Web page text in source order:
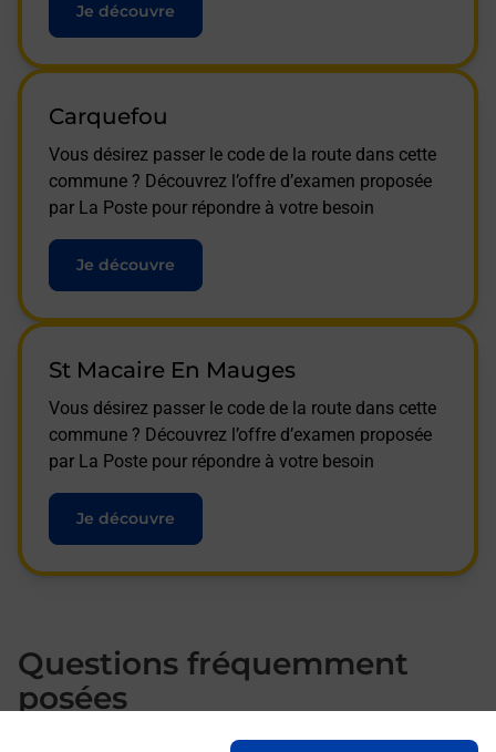
Je découvre
Carquefou
Vous désirez passer le code de la route dans cette
commune ? Découvrez l’offre d’examen proposée
par La Poste pour répondre à votre besoin
Je découvre
St Macaire En Mauges
Vous désirez passer le code de la route dans cette
commune ? Découvrez l’offre d’examen proposée
par La Poste pour répondre à votre besoin
Je découvre
Questions fréquemment
posées